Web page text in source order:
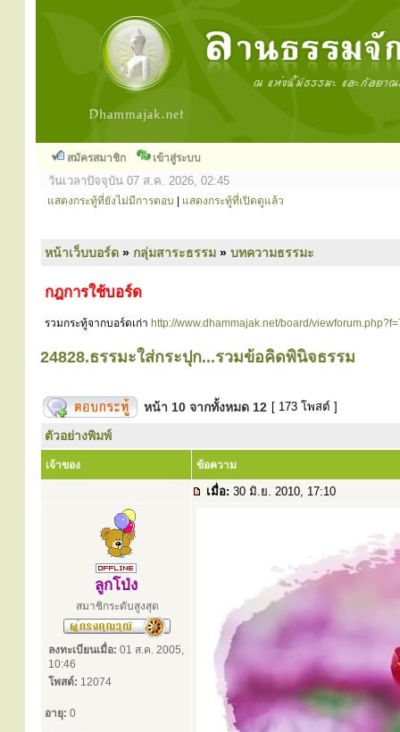
สมัครสมาชิก เข้าสู่ระบบ
วันเวลาปัจจุบัน 07 ส.ค. 2026, 02:45
แสดงกระทู้ที่ยังไม่มีการตอบ แสดงกระทู้ที่เปิดดูแล้ว
หน้าเว็บบอร์ด » กลุ่มสาระธรรม » บทความธรรมะ
กฎการใช้บอร์ด
รวมกระทู้จากบอร์ดเก่า http://www.dhammajak.net/board/
24828.ธรรมะใส่กระปุก...รวมข้อคิดพินิจธรรม
หน้า 10 จากทั้งหมด 12 [ 173 โพสต์ ]
ตัวอย่างพิมพ์
เจ้าของ ข้อความ
เมื่อ: 30 มิ.ย. 2010, 17:10
ลูกโป่ง
สมาชิกระดับสูงสุด
ลงทะเบียนเมื่อ: 01 ส.ค. 2005,
10:46
โพสต์: 12074
อายุ: 0